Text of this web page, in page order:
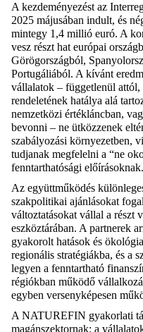
A kezdeményezést az
2025 májusában indult, és
mintegy 1,4 millió euró. A
vesz részt hat európai
Görögországból,
Portugáliából. A kívánt
vállalatok – függetlenül
rendeletének hatálya alá
nemzetközi értékláncban,
bevonni – ne ütközzenek
szabályozási környezetben,
tudjanak megfelelni a “ne
fenntarthatósági előírásoknak.
Az együttműködés
szakpolitikai ajánlásokat
változtatásokat vállal a részt
eszköztárában. A partnerek
gyakorolt hatások és
regionális stratégiákba, és a
legyen a fenntartható
régiókban működő
egyben versenyképesen
A NATUREFIN gyakorlati
magánszektornak: a